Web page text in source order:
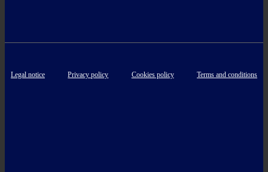
Legal notice Privacy policy Cookies policy Terms and conditions